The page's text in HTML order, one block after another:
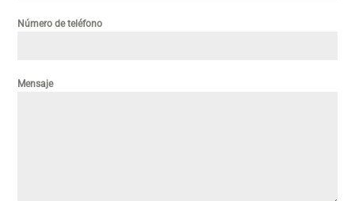
Número de teléfono
Mensaje